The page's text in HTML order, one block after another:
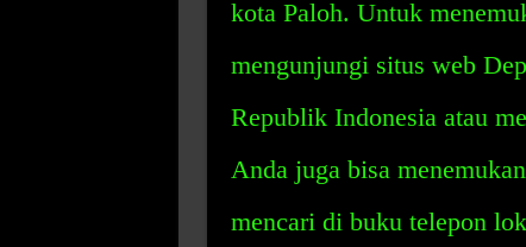
kota Paloh. Untuk
mengunjungi situs web
Republik Indonesia atau
Anda juga bisa
mencari di buku telepon